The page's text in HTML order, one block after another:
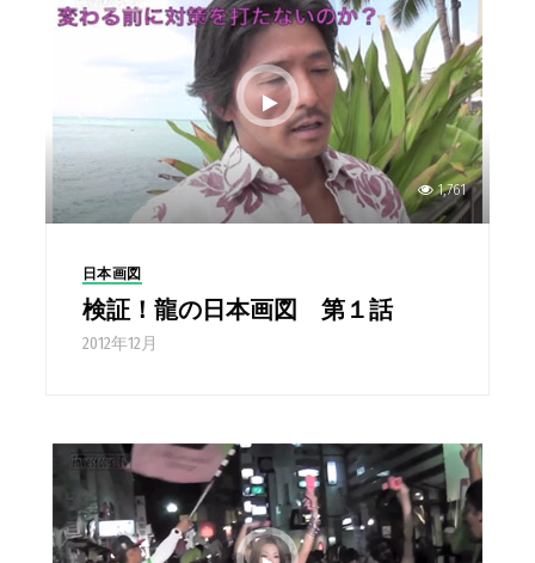
1,761
日本画図
検証！龍の日本画図 第１話
2012年12月